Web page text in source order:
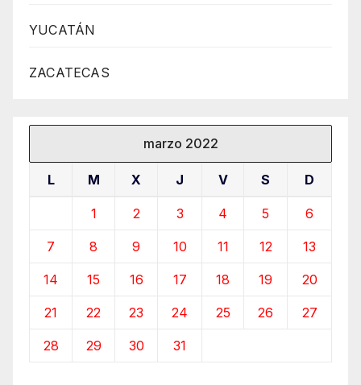
YUCATÁN
ZACATECAS
marzo 2022
L M X J V S D
1 2 3 4 5 6
7 8 9 10 11 12 13
14 15 16 17 18 19 20
21 22 23 24 25 26 27
28 29 30 31